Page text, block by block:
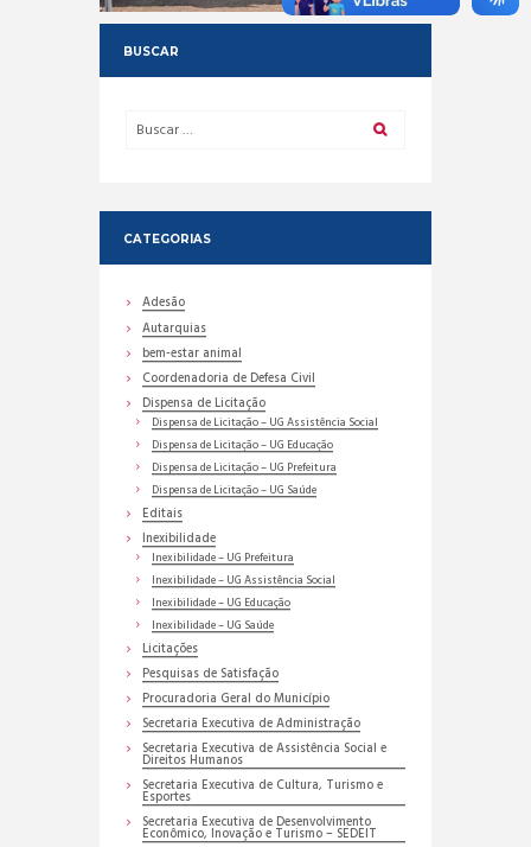
BUSCAR
CATEGORIAS
Adesão
Autarquias
bem-estar animal
Coordenadoria de Defesa Civil
Dispensa de Licitação
Dispensa de Licitação – UG Assistência Social
Dispensa de Licitação – UG Educação
Dispensa de Licitação – UG Prefeitura
Dispensa de Licitação – UG Saúde
Editais
Inexibilidade
Inexibilidade – UG Prefeitura
Inexibilidade – UG Assistência Social
Inexibilidade – UG Educação
Inexibilidade – UG Saúde
Licitações
Pesquisas de Satisfação
Procuradoria Geral do Município
Secretaria Executiva de Administração
Secretaria Executiva de Assistência Social e
Direitos Humanos
Secretaria Executiva de Cultura, Turismo e
Esportes
Secretaria Executiva de Desenvolvimento
Econômico, Inovação e Turismo – SEDEIT